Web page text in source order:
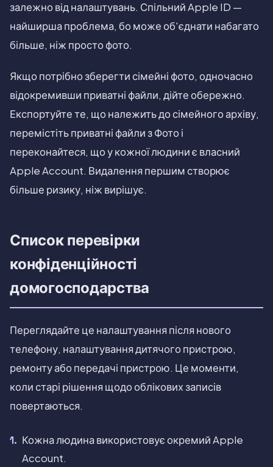
залежно від налаштувань. Спільний Apple ID —
найширша проблема, бо може об'єднати набагато
більше, ніж просто фото.
Якщо потрібно зберегти сімейні фото, одночасно
відокремивши приватні файли, дійте обережно.
Експортуйте те, що належить до сімейного архіву,
перемістіть приватні файли з Фото і
переконайтеся, що у кожної людини є власний
Apple Account. Видалення першим створює
більше ризику, ніж вирішує.
Список перевірки
конфіденційності
домогосподарства
Переглядайте це налаштування після нового
телефону, налаштування дитячого пристрою,
ремонту або передачі пристрою. Це моменти,
коли старі рішення щодо облікових записів
повертаються.
Кожна людина використовує окремий Apple
Account.